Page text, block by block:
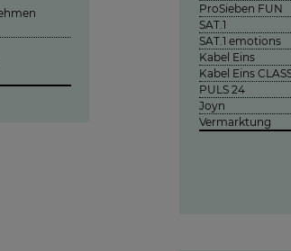
ProSieben FUN
SAT.1
SAT.1 emotions
Kabel Eins
Kabel Eins
PULS 24
Joyn
Vermarktung